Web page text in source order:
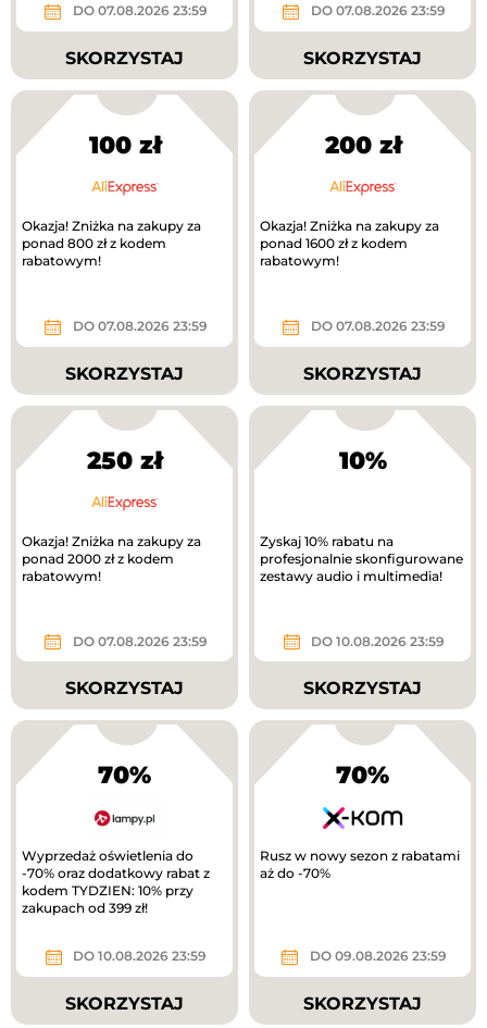
DO 07.08.2026 23:59
SKORZYSTAJ
DO 07.08.2026 23:59
SKORZYSTAJ
100 zł
Okazja! Zniżka na zakupy za
ponad 800 zł z kodem
rabatowym!
DO 07.08.2026 23:59
SKORZYSTAJ
200 zł
Okazja! Zniżka na zakupy za
ponad 1600 zł z kodem
rabatowym!
DO 07.08.2026 23:59
SKORZYSTAJ
250 zł
Okazja! Zniżka na zakupy za
ponad 2000 zł z kodem
rabatowym!
DO 07.08.2026 23:59
SKORZYSTAJ
10%
Zyskaj 10% rabatu na
profesjonalnie skonfigurowane
zestawy audio i multimedia!
DO 10.08.2026 23:59
SKORZYSTAJ
70%
Wyprzedaż oświetlenia do
-70% oraz dodatkowy rabat z
kodem TYDZIEN: 10% przy
zakupach od 399 zł!
DO 10.08.2026 23:59
SKORZYSTAJ
70%
Rusz w nowy sezon z rabatami
aż do -70%
DO 09.08.2026 23:59
SKORZYSTAJ